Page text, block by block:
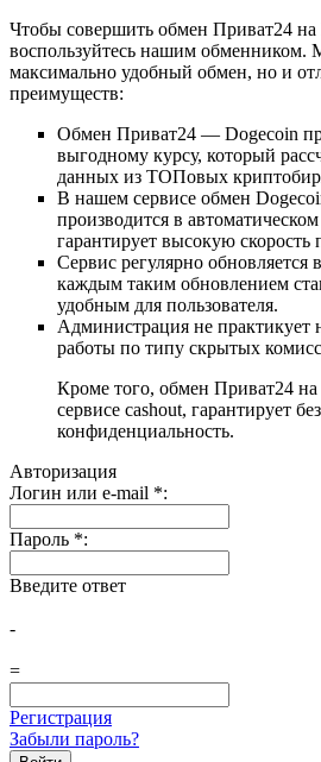
Чтобы совершить обмен Приват24
воспользуйтесь нашим обменником.
максимально удобный обмен, но и
преимуществ:
Обмен Приват24 — Dogecoin
выгодному курсу, который
данных из ТОПовых
В нашем сервисе обмен
производится в
гарантирует высокую скорость
Сервис регулярно
каждым таким обновлением
удобным для пользователя.
Администрация не практикует
работы по типу скрытых
Кроме того, обмен Приват24
сервисе cashout, гарантирует
конфиденциальность.
Авторизация
Логин или e-mail *:
Пароль *:
Введите ответ
-
=
Регистрация
Забыли пароль?